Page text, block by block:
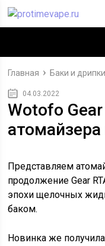
Главная Баки и дрипки
04.03.2022
Wotofo
Представляем
продолжение Gear
эпохи щелочных
баком.
Новинка же